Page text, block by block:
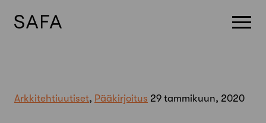
Arkkitehtiuutiset, Pääkirjoitus 29 tammikuun, 2020